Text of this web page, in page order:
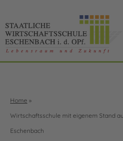
Home »
Wirtschaftsschule mit eigenem Stand
Eschenbach